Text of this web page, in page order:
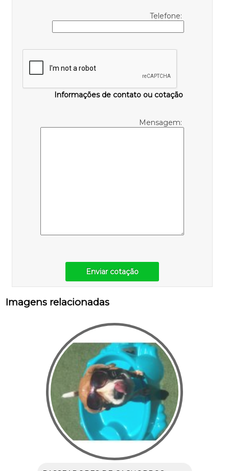
Telefone:
Informações de contato ou cotação
Mensagem:
Enviar cotação
Imagens relacionadas